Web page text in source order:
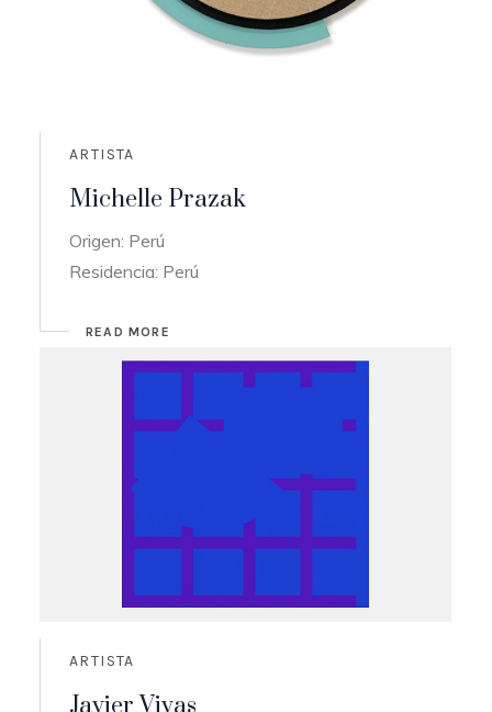
ARTISTA
Michelle Prazak
Origen: Perú
Residencia: Perú
READ MORE
ARTISTA
Javier Vivas